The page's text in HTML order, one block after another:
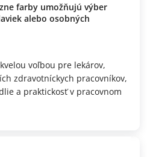
farby umožňujú výber
alebo osobných
voľbou pre lekárov,
zdravotníckych pracovníkov,
a praktickosť v pracovnom